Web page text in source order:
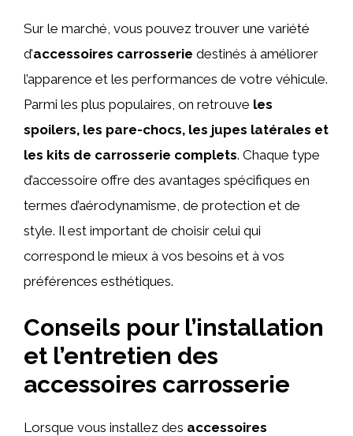
Sur le marché, vous pouvez trouver une variété
d’accessoires carrosserie destinés à améliorer
l’apparence et les performances de votre véhicule.
Parmi les plus populaires, on retrouve les
spoilers, les pare-chocs, les jupes latérales et
les kits de carrosserie complets. Chaque type
d’accessoire offre des avantages spécifiques en
termes d’aérodynamisme, de protection et de
style. Il est important de choisir celui qui
correspond le mieux à vos besoins et à vos
préférences esthétiques.
Conseils pour l’installation
et l’entretien des
accessoires carrosserie
Lorsque vous installez des accessoires